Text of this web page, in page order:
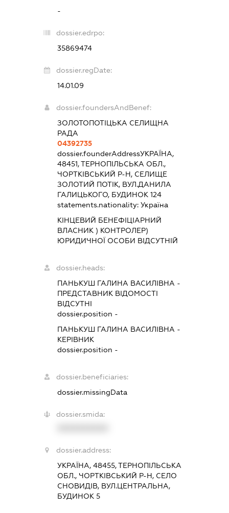
-
dossier.edrpo:
35869474
dossier.regDate:
14.01.09
dossier.foundersAndBenef:
ЗОЛОТОПОТІЦЬКА СЕЛИЩНА
РАДА
04392735
dossier.founderAddressУКРАЇНА,
48451, ТЕРНОПІЛЬСЬКА ОБЛ.,
ЧОРТКІВСЬКИЙ Р-Н, СЕЛИЩЕ
ЗОЛОТИЙ ПОТІК, ВУЛ.ДАНИЛА
ГАЛИЦЬКОГО, БУДИНОК 124
statements.nationality: Україна
КІНЦЕВИЙ БЕНЕФІЦІАРНИЙ
ВЛАСНИК ) КОНТРОЛЕР)
ЮРИДИЧНОЇ ОСОБИ ВІДСУТНІЙ
dossier.heads:
ПАНЬКУШ ГАЛИНА ВАСИЛІВНА -
ПРЕДСТАВНИК ВІДОМОСТІ
ВІДСУТНІ
dossier.position -
ПАНЬКУШ ГАЛИНА ВАСИЛІВНА -
КЕРІВНИК
dossier.position -
dossier.beneficiaries:
dossier.missingData
dossier.smida:
dossier.address:
УКРАЇНА, 48455, ТЕРНОПІЛЬСЬКА
ОБЛ., ЧОРТКІВСЬКИЙ Р-Н, СЕЛО
СНОВИДІВ, ВУЛ.ЦЕНТРАЛЬНА,
БУДИНОК 5